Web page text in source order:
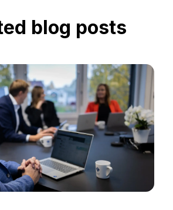
blog posts